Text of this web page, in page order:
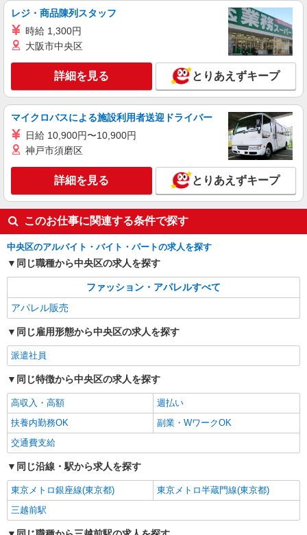
リゼッタ
［パート］時給1,230〜1,300円 ※経験・能力
により優遇します。
日本橋高島屋S.C. 新館：東京都中央区日本橋
2-5-1
キープ 詳細を見る
契約社員
REGAL SHOES 銀座数寄屋橋店
REGALの革靴の販売・接客スタッフ
月給214,500円〜215,500円 ※経験・能力に
よる ※試用期間（3〜6ヶ月※勤務内容による）は
時給1,250円
東京都中央区銀座4-2-12 銀座クリスタルビル
1F
キープ 詳細を見る
レジ・商品陳列スタッフ
時給 1,300円
大阪市中央区
詳細を見る とりあえずキープ
マイクロバスによる施設利用者送迎ドライバー
日給 10,900円〜10,900円
神戸市須磨区
詳細を見る とりあえずキープ
このお仕事に関連する条件で探す
中央区のアルバイト・バイト・パートの求人を探す
同じ職種から中央区の求人を探す
ファッション・アパレルすべて
アパレル販売
同じ雇用形態から中央区の求人を探す
派遣社員
同じ特徴から中央区の求人を探す
高収入・高額
週払い
扶養内勤務OK
副業・WワークOK
交通費支給
同じ沿線・駅から求人を探す
東京メトロ銀座線(東京都)
東京メトロ半蔵門線(東京都)
三越前駅